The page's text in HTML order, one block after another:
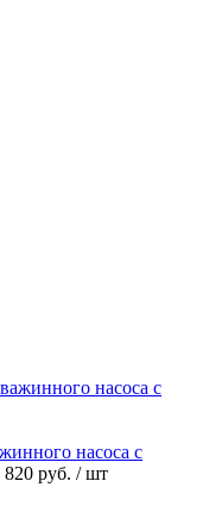
насоса с
руб. / шт